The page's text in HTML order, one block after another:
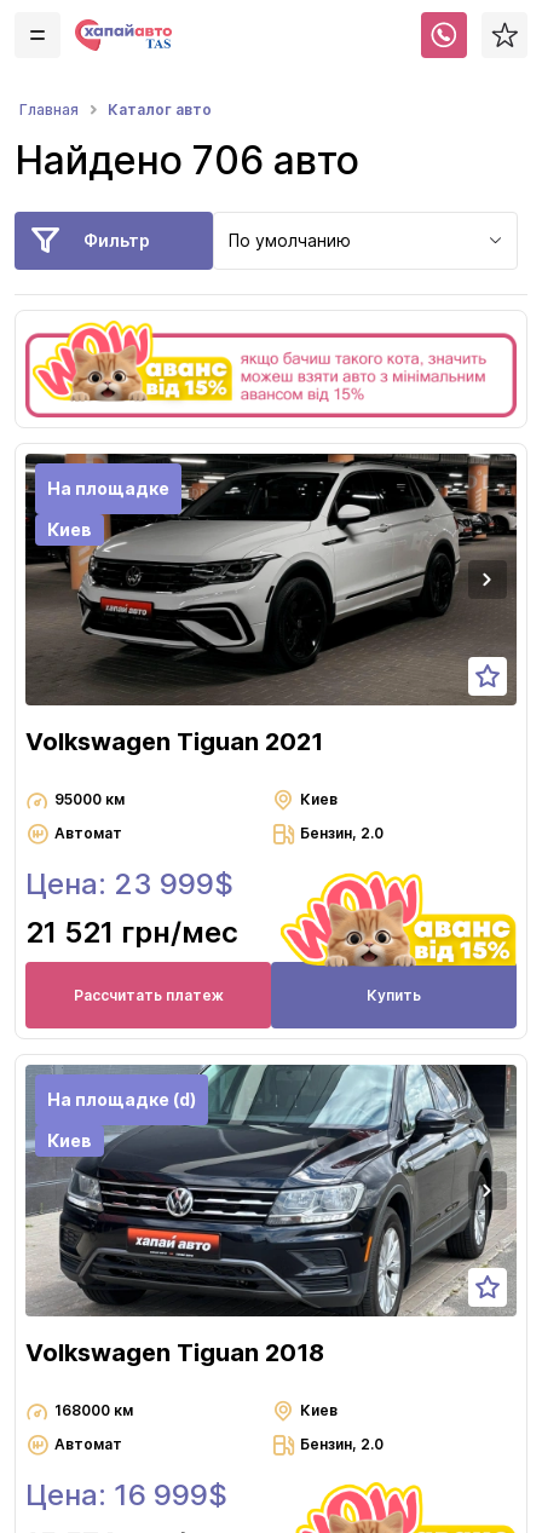
Главная Каталог авто
Найдено 706 авто
Фильтр По умолчанию
На площадке
Киев
Volkswagen Tiguan 2021
95000 км
Киев
Автомат
Бензин, 2.0
Цена: 23 999$
21 521 грн/мес
Рассчитать платеж Купить
На площадке (d)
Киев
Volkswagen Tiguan 2018
168000 км
Киев
Автомат
Бензин, 2.0
Цена: 16 999$